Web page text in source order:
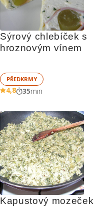
Sýrový chlebíček s
hroznovým vínem
PŘEDKRMY
4,8 35min
Kapustový mozeček